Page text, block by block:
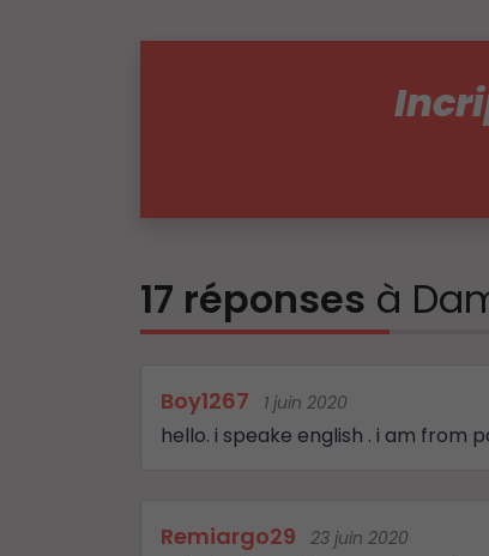
17 réponses à
Boy1267 1 juin 2020
hello. i speake english . i am from
Remiargo29 23 juin 2020